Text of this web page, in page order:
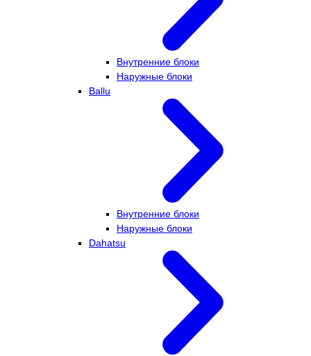
Внутренние блоки
Наружные блоки
Ballu
Внутренние блоки
Наружные блоки
Dahatsu